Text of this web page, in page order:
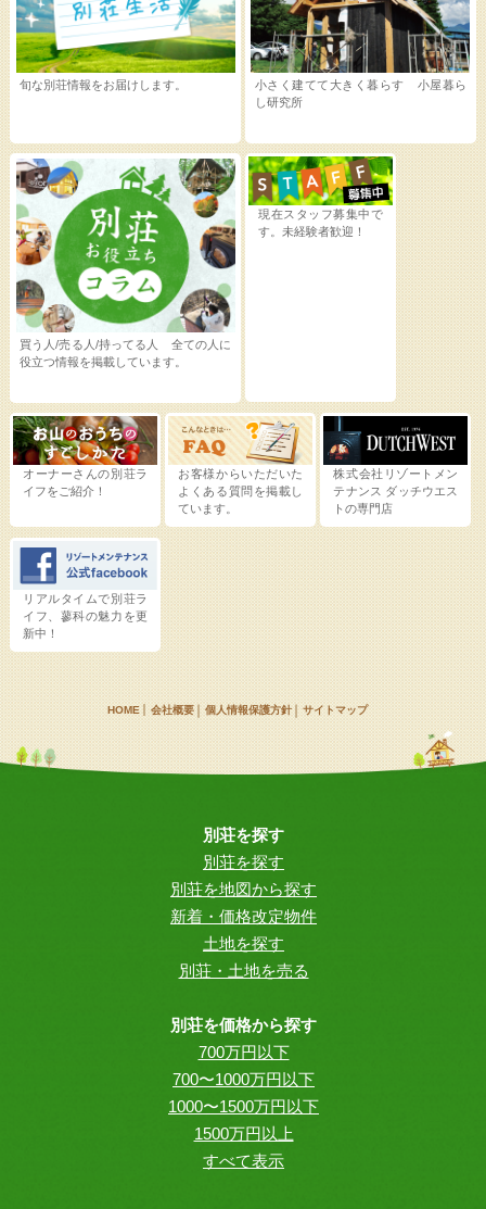
旬な別荘情報をお届けします。
買う人/売る人/持ってる人 全ての人に
役立つ情報を掲載しています。
小さく建てて大きく暮らす 小屋暮ら
し研究所
現在スタッフ募集中で
す。未経験者歓迎！
オーナーさんの別荘ラ
イフをご紹介！
お客様からいただいた
よくある質問を掲載し
ています。
株式会社リゾートメン
テナンス ダッチウエス
トの専門店
リアルタイムで別荘ラ
イフ、蓼科の魅力を更
新中！
HOME 会社概要 個人情報保護方針 サイトマップ
別荘を探す
別荘を探す
別荘を地図から探す
新着・価格改定物件
土地を探す
別荘・土地を売る
別荘を価格から探す
700万円以下
700〜1000万円以下
1000〜1500万円以下
1500万円以上
すべて表示